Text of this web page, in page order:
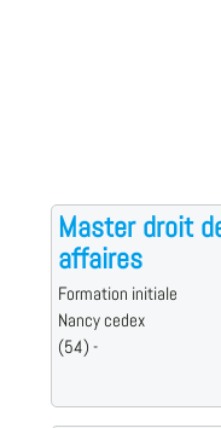
Master droit
affaires
Formation initiale
Nancy cedex
(54) -